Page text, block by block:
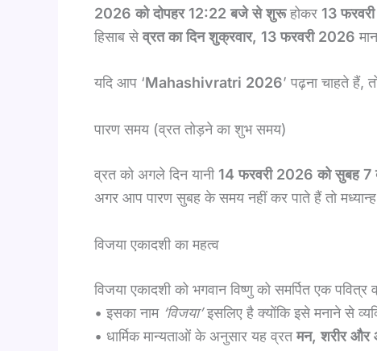
2026 को दोपहर 12:22 बजे से शुरूहोकर 13
हिसाब सेव्रत का दिन शुक्रवार, 13 फरवरी 2026
यदि आप ‘Mahashivratri 2026’ पढ़ना चाहते हैं,
पारण समय (व्रत तोड़ने का शुभ समय)
व्रत को अगले दिन यानी 14 फरवरी 2026 को सुबह
अगर आप पारण सुबह के समय नहीं कर पाते हैं तो
विजया एकादशी का महत्व
विजया एकादशी को भगवान विष्णु को समर्पित एक पवित्र
• इसका नाम ‘विजया’इसलिए है क्योंकि इसे मनाने से
• धार्मिक मान्यताओं के अनुसार यह व्रतमन, शरीर और